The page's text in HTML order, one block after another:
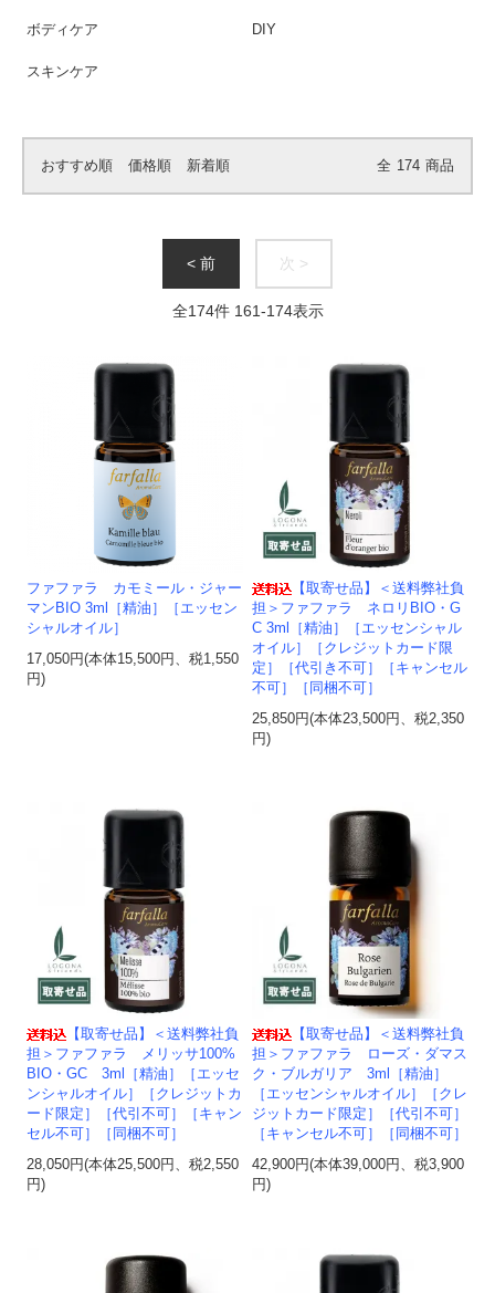
ボディケア DIY
スキンケア
おすすめ順 価格順 新着順 全 174 商品
< 前 次 >
全174件 161-174表示
ファファラ カモミール・ジャー
マンBIO 3ml［精油］［エッセン
シャルオイル］
17,050円(本体15,500円、税1,550
円)
【取寄せ品】＜送料弊社負
担＞ファファラ ネロリBIO・G
C 3ml［精油］［エッセンシャル
オイル］［クレジットカード限
定］［代引き不可］［キャンセル
不可］［同梱不可］
25,850円(本体23,500円、税2,350
円)
【取寄せ品】＜送料弊社負
担＞ファファラ メリッサ100%
BIO・GC 3ml［精油］［エッセ
ンシャルオイル］［クレジットカ
ード限定］［代引不可］［キャン
セル不可］［同梱不可］
28,050円(本体25,500円、税2,550
円)
【取寄せ品】＜送料弊社負
担＞ファファラ ローズ・ダマス
ク・ブルガリア 3ml［精油］
［エッセンシャルオイル］［クレ
ジットカード限定］［代引不可］
［キャンセル不可］［同梱不可］
42,900円(本体39,000円、税3,900
円)